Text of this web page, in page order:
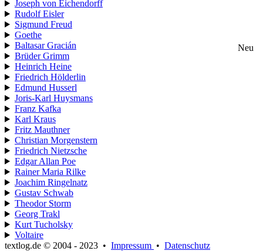
Joseph von Eichendorff
Rudolf Eisler
Sigmund Freud
Goethe
Baltasar Gracián
Neu
Brüder Grimm
Heinrich Heine
Friedrich Hölderlin
Edmund Husserl
Joris-Karl Huysmans
Franz Kafka
Karl Kraus
Fritz Mauthner
Christian Morgenstern
Friedrich Nietzsche
Edgar Allan Poe
Rainer Maria Rilke
Joachim Ringelnatz
Gustav Schwab
Theodor Storm
Georg Trakl
Kurt Tucholsky
Voltaire
textlog.de © 2004 - 2023 • Impressum • Datenschutz